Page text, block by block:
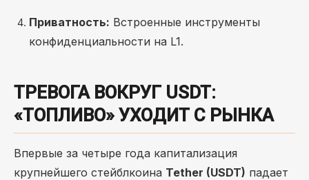
Приватность: Встроенные инструменты
конфиденциальности на L1.
ТРЕВОГА ВОКРУГ USDT:
«ТОПЛИВО» УХОДИТ С РЫНКА
Впервые за четыре года капитализация
крупнейшего стейблкоина Tether (USDT) падает